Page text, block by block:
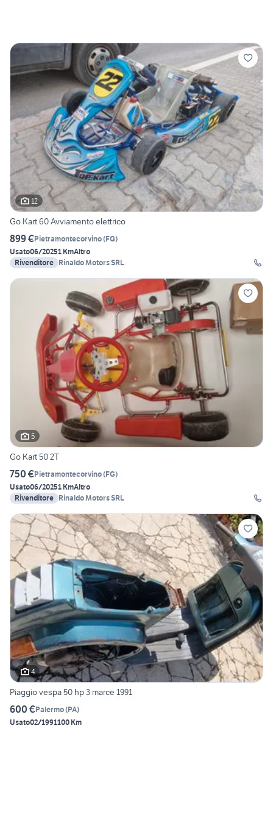
12
Go Kart 60 Avviamento elettrico
899 €Pietramontecorvino(FG)
Usato06/20251 KmAltro
Rivenditore Rinaldo Motors SRL
5
Go Kart 50 2T
750 €Pietramontecorvino(FG)
Usato06/20251 KmAltro
Rivenditore Rinaldo Motors SRL
4
Piaggio vespa 50 hp 3 marce 1991
600 €Palermo(PA)
Usato02/1991100 Km